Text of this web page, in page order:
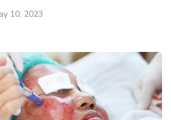
10, 2023